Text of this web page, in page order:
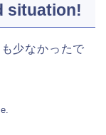
situation!
少なかったで